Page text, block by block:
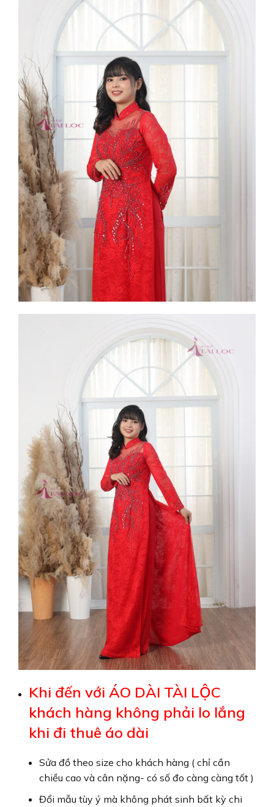
Khi đến với ÁO DÀI TÀI LỘC
khách hàng không phải lo lắng
khi đi thuê áo dài
Sửa đồ theo size cho khách hàng ( chỉ cần
chiều cao và cân nặng- có số đo càng càng tốt )
Đổi mẫu tùy ý mà không phát sinh bất kỳ chi